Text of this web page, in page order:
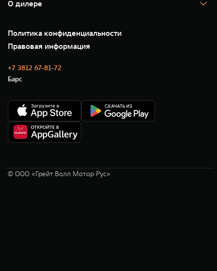
Зарядные станции
Новые цифровые сервисы TANK
Сервис
Нулевое ТО
Моторные масла
О дилере
35 лет GWM
GWM ТЕХ ДЕНЬ
Новости
Политика конфиденциальности
Правовая информация
+7 3812 67-81-72
Барс
© ООО «Грейт Волл Мотор Рус»